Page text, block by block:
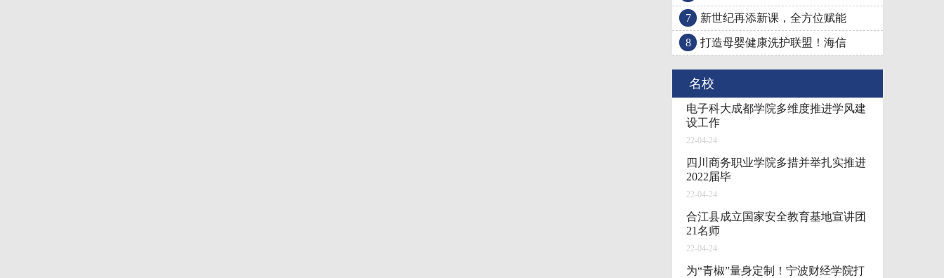
7 新世纪再添新课，全方位赋能
8 打造母婴健康洗护联盟！海信
名校
电子科大成都学院多维度推进学风建
设工作
22-04-24
四川商务职业学院多措并举扎实推进
2022届毕
22-04-24
合江县成立国家安全教育基地宣讲团
21名师
22-04-24
为“青椒”量身定制！宁波财经学院打